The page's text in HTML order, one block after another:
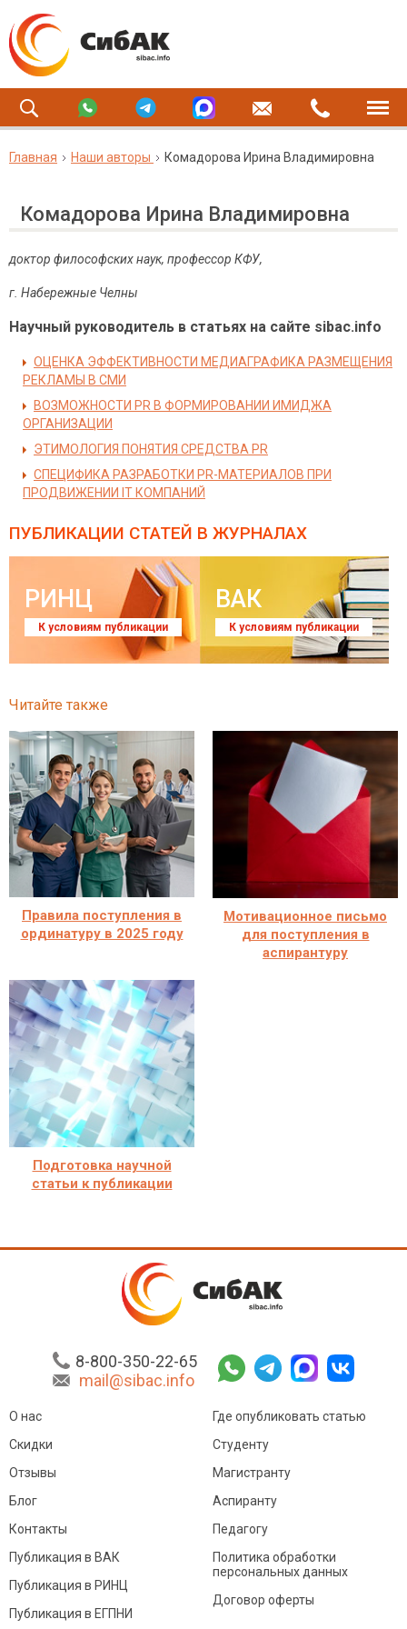
Главная Наши авторы Комадорова Ирина Владимировна
Комадорова Ирина Владимировна
доктор философских наук, профессор КФУ,
г. Набережные Челны
Научный руководитель в статьях на сайте sibac.info
ОЦЕНКА ЭФФЕКТИВНОСТИ МЕДИАГРАФИКА РАЗМЕЩЕНИЯ
РЕКЛАМЫ В СМИ
ВОЗМОЖНОСТИ PR В ФОРМИРОВАНИИ ИМИДЖА
ОРГАНИЗАЦИИ
ЭТИМОЛОГИЯ ПОНЯТИЯ СРЕДСТВА PR
СПЕЦИФИКА РАЗРАБОТКИ PR-МАТЕРИАЛОВ ПРИ
ПРОДВИЖЕНИИ IT КОМПАНИЙ
ПУБЛИКАЦИИ СТАТЕЙ В ЖУРНАЛАХ
РИНЦ
К условиям публикации
ВАК
К условиям публикации
Читайте также
Правила поступления в
ординатуру в 2025 году
Мотивационное письмо
для поступления в
аспирантуру
Подготовка научной
статьи к публикации
8-800-350-22-65
mail@sibac.info
О нас
Скидки
Отзывы
Блог
Контакты
Где опубликовать статью
Студенту
Магистранту
Аспиранту
Педагогу
Публикация в ВАК
Публикация в РИНЦ
Публикация в ЕГПНИ
Политика обработки
персональных данных
Договор оферты